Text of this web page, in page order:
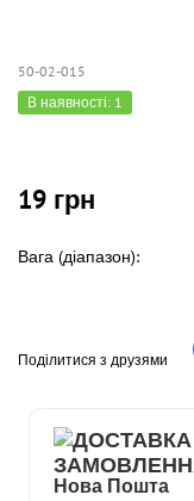
50-02-015
В наявності: 1
19 грн
Вага (діапазон):
Поділитися з друзями
Нова Пошта